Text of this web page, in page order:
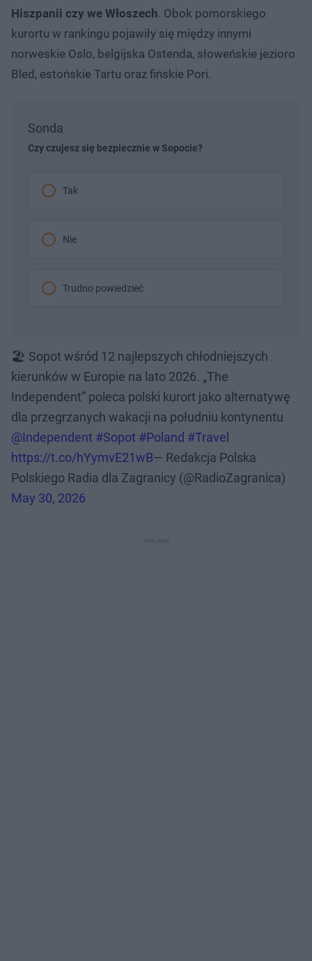
Hiszpanii czy we Włoszech. Obok pomorskiego
kurortu w rankingu pojawiły się między innymi
norweskie Oslo, belgijska Ostenda, słoweńskie jezioro
Bled, estońskie Tartu oraz fińskie Pori.
Sonda
Czy czujesz się bezpiecznie w Sopocie?
Tak
Nie
Trudno powiedzieć
🏖️ Sopot wśród 12 najlepszych chłodniejszych
kierunków w Europie na lato 2026. „The
Independent” poleca polski kurort jako alternatywę
dla przegrzanych wakacji na południu kontynentu
@Independent #Sopot #Poland #Travel
https://t.co/hYymvE21wB— Redakcja Polska
Polskiego Radia dla Zagranicy (@RadioZagranica)
May 30, 2026